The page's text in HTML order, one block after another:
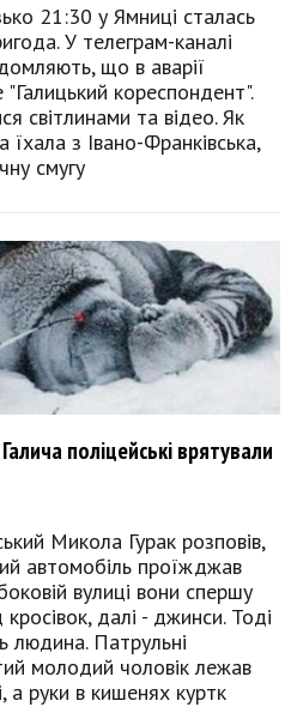
21:30 у Ямниці сталась
У телеграм-каналі
що в аварії
кореспондент".
світлинами та відео. Як
їхала з Івано-Франківська,
смугу
поліцейські врятували
Микола Гурак розповів,
автомобіль проїжджав
вулиці вони спершу
кросівок, далі - джинси. Тоді
людина. Патрульні
молодий чоловік лежав
а руки в кишенях куртк